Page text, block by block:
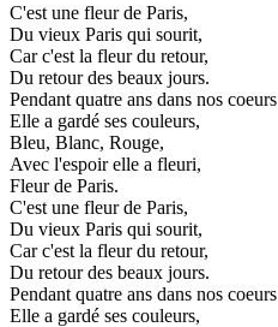
C'est une fleur de Paris,
Du vieux Paris qui sourit,
Car c'est la fleur du retour,
Du retour des beaux jours.
Pendant quatre ans dans nos coeurs
Elle a gardé ses couleurs,
Bleu, Blanc, Rouge,
Avec l'espoir elle a fleuri,
Fleur de Paris.
C'est une fleur de Paris,
Du vieux Paris qui sourit,
Car c'est la fleur du retour,
Du retour des beaux jours.
Pendant quatre ans dans nos coeurs
Elle a gardé ses couleurs,